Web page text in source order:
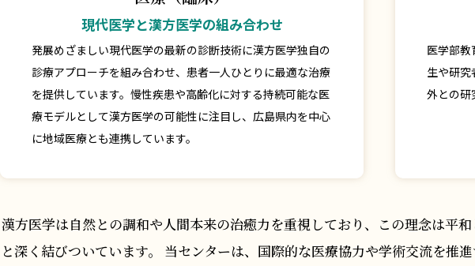
現代医学と漢方医学の組み合わせ
発展めざましい現代医学の最新の診断技術に漢方医学独自の
診療アプローチを組み合わせ、患者一人ひとりに最適な治療
を提供しています。慢性疾患や高齢化に対する持続可能な医
療モデルとして漢方医学の可能性に注目し、広島県内を中心
に地域医療とも連携しています。
医学部
生や研
外との研
漢方医学は自然との調和や人間本来の治癒力を重視しており、この理念は平
と深く結びついています。
当センターは、国際的な医療協力や学術交流を推進